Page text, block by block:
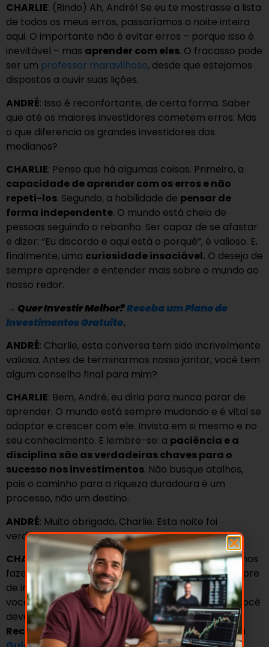
CHARLIE: (Rindo) Ah, André! Se eu te mostrasse a lista
de todos os meus erros, passaríamos a noite inteira
aqui. O importante não é evitar erros – porque isso é
inevitável – mas aprender com eles. O fracasso pode
ser um professor maravilhoso, desde que estejamos
dispostos a ouvir suas lições.
ANDRÉ: Isso é reconfortante, de certa forma. Saber
que até os maiores investidores cometem erros. Mas
o que diferencia os grandes investidores dos
medianos?
CHARLIE: Penso que há algumas coisas. Primeiro, a
capacidade de aprender com os erros e não
repeti-los. Segundo, a habilidade de pensar de
forma independente. O mundo está cheio de
pessoas seguindo o rebanho. Ser capaz de se afastar
e dizer: “Eu discordo e aqui está o porquê”, é valioso. E,
finalmente, uma curiosidade insaciável. O desejo de
sempre aprender e entender mais sobre o mundo ao
nosso redor.
→ Quer Investir Melhor?Receba um Plano de
Investimentos Gratuito.
ANDRÉ: Charlie, esta conversa tem sido incrivelmente
valiosa. Antes de terminarmos nosso jantar, você tem
algum conselho final para mim?
CHARLIE: Bem, André, eu diria para nunca parar de
aprender. O mundo está sempre mudando e é vital se
adaptar e crescer com ele. Invista em si mesmo e no
seu conhecimento. E lembre-se: a paciência e a
disciplina são as verdadeiras chaves para o
sucesso nos investimentos. Não busque atalhos,
pois o caminho para a riqueza duradoura é um
processo, não um destino.
ANDRÉ: Muito obrigado, Charlie. Esta noite foi
verdadeiramente esclarecedora.
CHARLIE: Foi um prazer, André. Espero que possamos
fazer isso novamente em breve. E lembre-se sempre
de investir com a mente, não com o coração. E se
você não consegue fazer isso por conta própria, você
deve considerar buscar ajuda de um profissional.
Recomendo um consultor de investimentos da